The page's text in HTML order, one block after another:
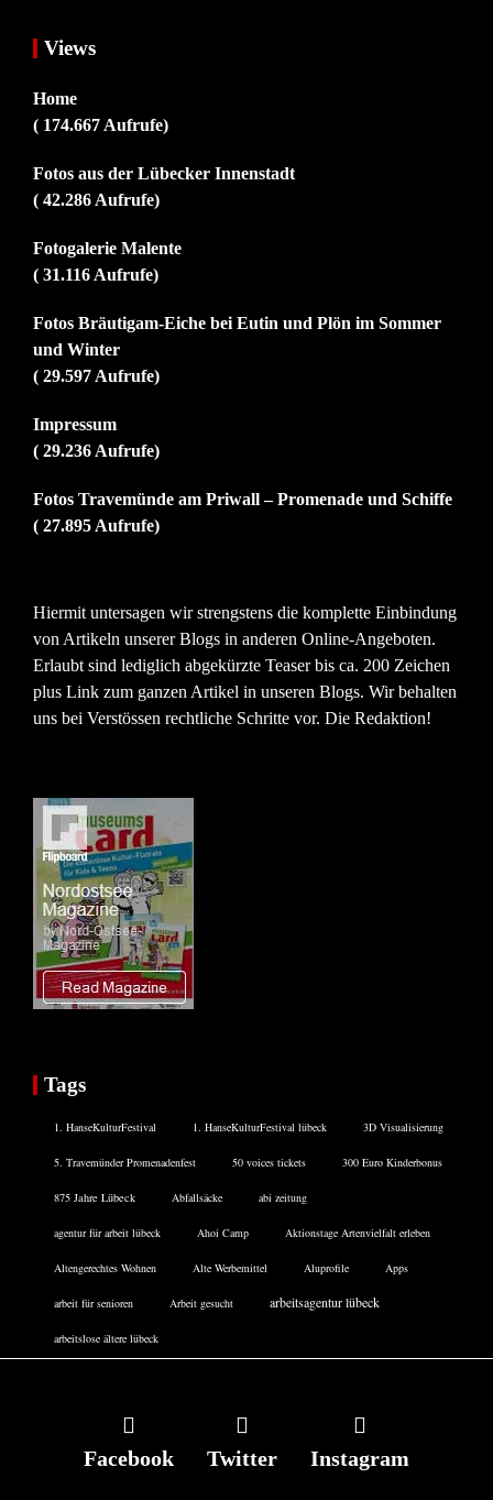
Views
Home
( 174.667 Aufrufe)
Fotos aus der Lübecker Innenstadt
( 42.286 Aufrufe)
Fotogalerie Malente
( 31.116 Aufrufe)
Fotos Bräutigam-Eiche bei Eutin und Plön im Sommer
und Winter
( 29.597 Aufrufe)
Impressum
( 29.236 Aufrufe)
Fotos Travemünde am Priwall – Promenade und Schiffe
( 27.895 Aufrufe)
Hiermit untersagen wir strengstens die komplette Einbindung
von Artikeln unserer Blogs in anderen Online-Angeboten.
Erlaubt sind lediglich abgekürzte Teaser bis ca. 200 Zeichen
plus Link zum ganzen Artikel in unseren Blogs. Wir behalten
uns bei Verstössen rechtliche Schritte vor. Die Redaktion!
Tags
1. HanseKulturFestival 1. HanseKulturFestival lübeck 3D Visualisierung
5. Travemünder Promenadenfest 50 voices tickets 300 Euro Kinderbonus
875 Jahre Lübeck Abfallsäcke abi zeitung
agentur für arbeit lübeck Ahoi Camp Aktionstage Artenvielfalt erleben
Altengerechtes Wohnen Alte Werbemittel Aluprofile Apps
arbeit für senioren Arbeit gesucht arbeitsagentur lübeck
arbeitslose ältere lübeck
Facebook Twitter Instagram